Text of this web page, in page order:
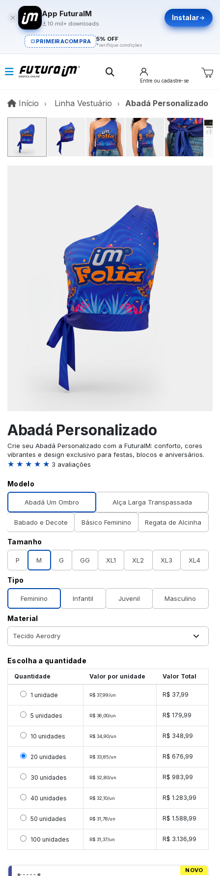
App FuturaIM
10 mil+ downloads
Instalar
PRIMEIRACOMPRA 5% OFF
*verifique condições
Entre ou cadastre-se
Início InícioLinha Vestuário Abadá Personalizado
Abadá Personalizado
Crie seu Abadá Personalizado com a FuturaIM: conforto, cores
vibrantes e design exclusivo para festas, blocos e aniversários.
★ ★ ★ ★ ★ 3 avaliações
Modelo
Abadá Um Ombro Alça Larga Transpassada
Babado e Decote Básico Feminino Regata de Alcinha
Tamanho
P M G GG XL1 XL2 XL3 XL4
Tipo
Feminino Infantil Juvenil Masculino
Material
Escolha a quantidade
Quantidade Valor por unidade Valor Total
Selecionar 1 unidade
1 unidade R$ 37,99/un R$ 37,99
Selecionar 5 unidades
5 unidades R$ 36,00/un R$ 179,99
Selecionar 10 unidades
10 unidades R$ 34,90/un R$ 348,99
Selecionar 20 unidades
20 unidades R$ 33,85/un R$ 676,99
Selecionar 30 unidades
30 unidades R$ 32,80/un R$ 983,99
Selecionar 40 unidades
40 unidades R$ 32,10/un R$ 1.283,99
Selecionar 50 unidades
50 unidades R$ 31,78/un R$ 1.588,99
Selecionar 100 unidades
100 unidades R$ 31,37/un R$ 3.136,99
NOVO